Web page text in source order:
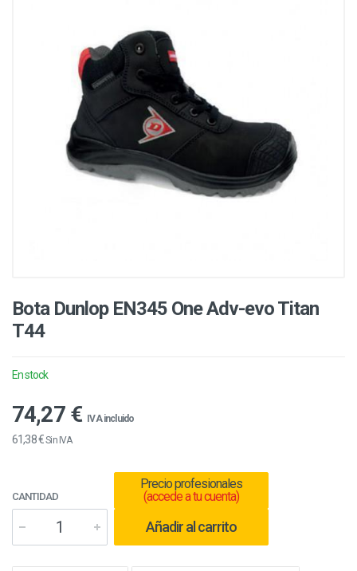
Bota Dunlop EN345 One Adv-evo Titan
T44
En stock
74,27 € IVA incluido
61,38 €Sin IVA
CANTIDAD
Precio profesionales
(accede a tu cuenta)
Añadir al carrito